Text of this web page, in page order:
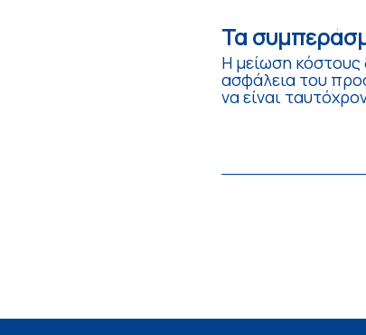
Τα
Η μείωση
ασφάλεια του
να είναι